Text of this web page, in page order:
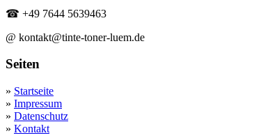
☎ +49 7644 5639463
@ kontakt@tinte-toner-luem.de
Seiten
» Startseite
» Impressum
» Datenschutz
» Kontakt